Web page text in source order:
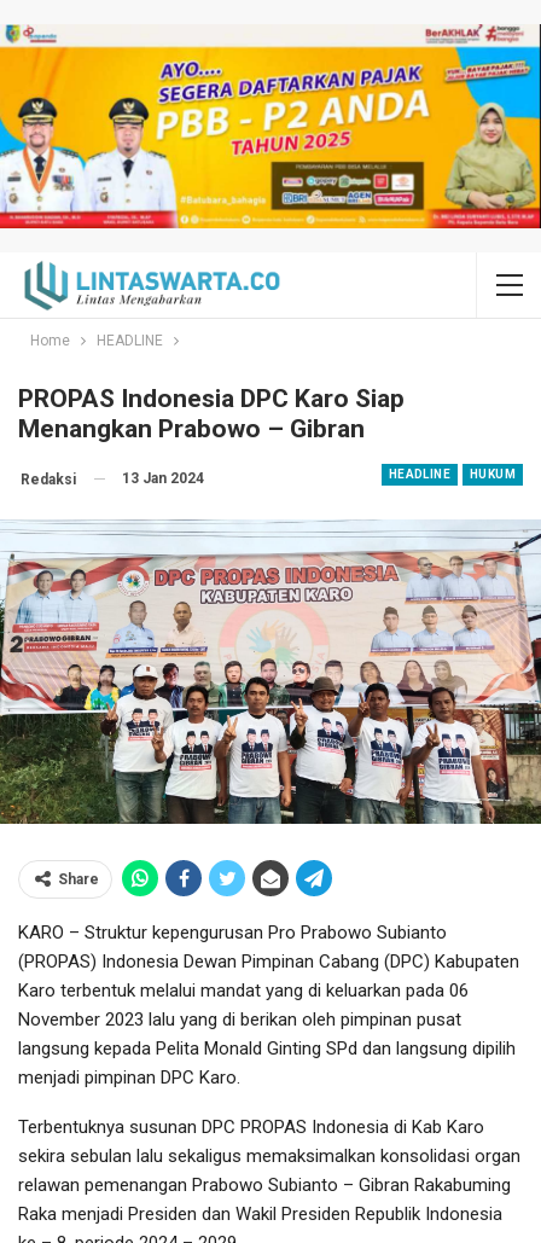
Home HEADLINE
PROPAS Indonesia DPC Karo Siap
Menangkan Prabowo – Gibran
HEADLINE HUKUM
Redaksi 13 Jan 2024
Share
KARO – Struktur kepengurusan Pro Prabowo Subianto
(PROPAS) Indonesia Dewan Pimpinan Cabang (DPC) Kabupaten
Karo terbentuk melalui mandat yang di keluarkan pada 06
November 2023 lalu yang di berikan oleh pimpinan pusat
langsung kepada Pelita Monald Ginting SPd dan langsung dipilih
menjadi pimpinan DPC Karo.
Terbentuknya susunan DPC PROPAS Indonesia di Kab Karo
sekira sebulan lalu sekaligus memaksimalkan konsolidasi organ
relawan pemenangan Prabowo Subianto – Gibran Rakabuming
Raka menjadi Presiden dan Wakil Presiden Republik Indonesia